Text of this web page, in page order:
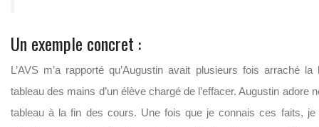
Un exemple concret :
L’AVS m’a rapporté qu’Augustin avait plusieurs fois arraché la
tableau des mains d’un élève chargé de l’effacer. Augustin adore
tableau à la fin des cours. Une fois que je connais ces faits, je